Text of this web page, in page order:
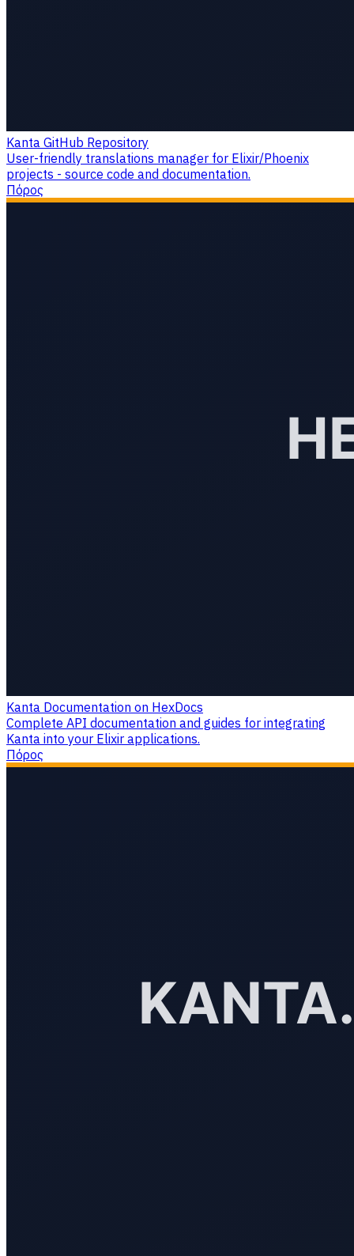
Kanta GitHub Repository
User-friendly translations manager for Elixir/Phoenix
projects - source code and documentation.
Πόρος
Kanta Documentation on HexDocs
Complete API documentation and guides for integrating
Kanta into your Elixir applications.
Πόρος